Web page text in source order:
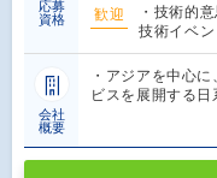
応募
資格
歓迎
・技術的
技術イベ
会社
概要
・アジアを中心
ビスを展開する